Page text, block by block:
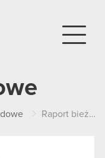
Raport bieżący nr 13/2025